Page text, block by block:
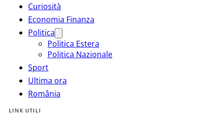
Curiosità
Economia Finanza
Politica
Politica Estera
Politica Nazionale
Sport
Ultima ora
România
LINK UTILI